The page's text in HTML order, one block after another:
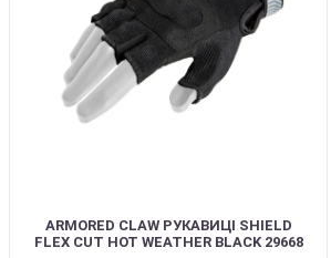
ARMORED CLAW РУКАВИЦІ SHIELD
FLEX CUT HOT WEATHER BLACK 29668